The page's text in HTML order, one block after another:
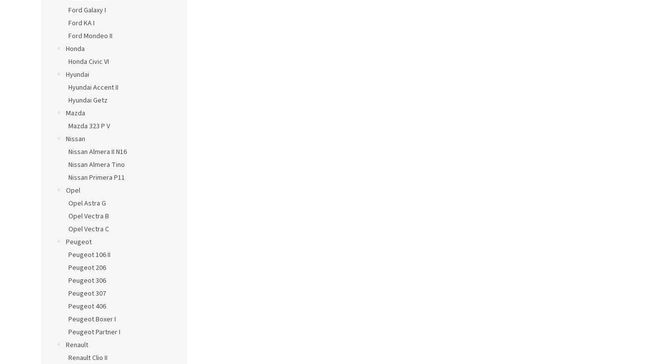
Ford Galaxy I
Ford KA I
Ford Mondeo II
Honda
Honda Civic VI
Hyundai
Hyundai Accent II
Hyundai Getz
Mazda
Mazda 323 P V
Nissan
Nissan Almera II N16
Nissan Almera Tino
Nissan Primera P11
Opel
Opel Astra G
Opel Vectra B
Opel Vectra C
Peugeot
Peugeot 106 II
Peugeot 206
Peugeot 306
Peugeot 307
Peugeot 406
Peugeot Boxer I
Peugeot Partner I
Renault
Renault Clio II